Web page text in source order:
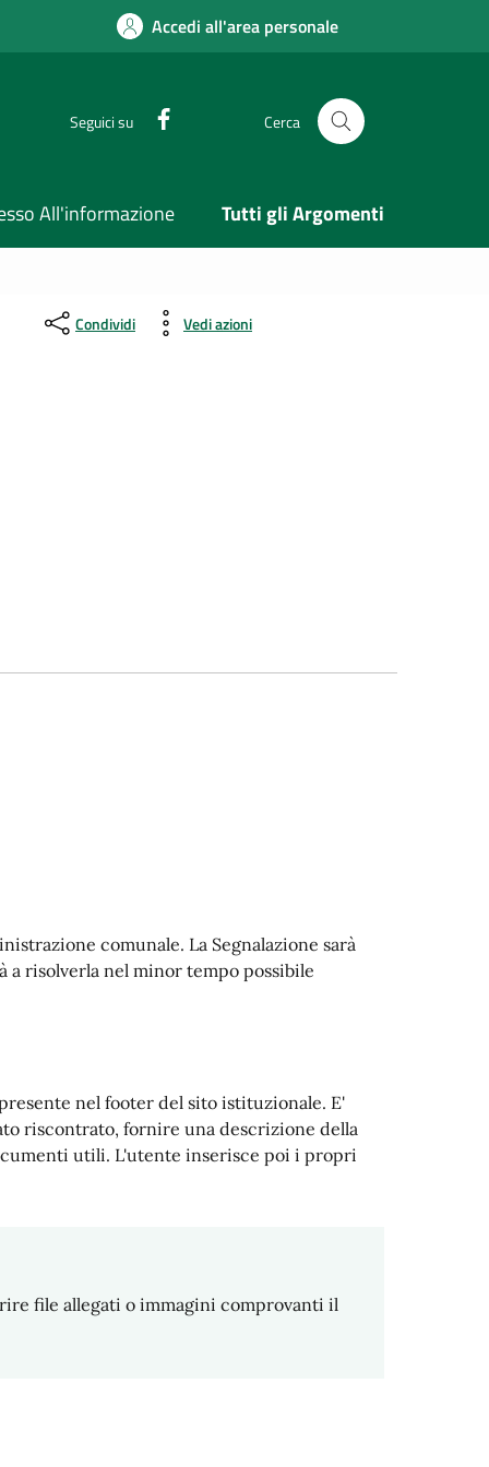
Accedi all'area personale
Seguici su Cerca
All'informazione Tutti gli Argomenti
Condividi Vedi azioni
comunale. La Segnalazione sarà
a risolverla nel minor tempo possibile
nel footer del sito istituzionale. E'
riscontrato, fornire una descrizione della
utili. L'utente inserisce poi i propri
file allegati o immagini comprovanti il